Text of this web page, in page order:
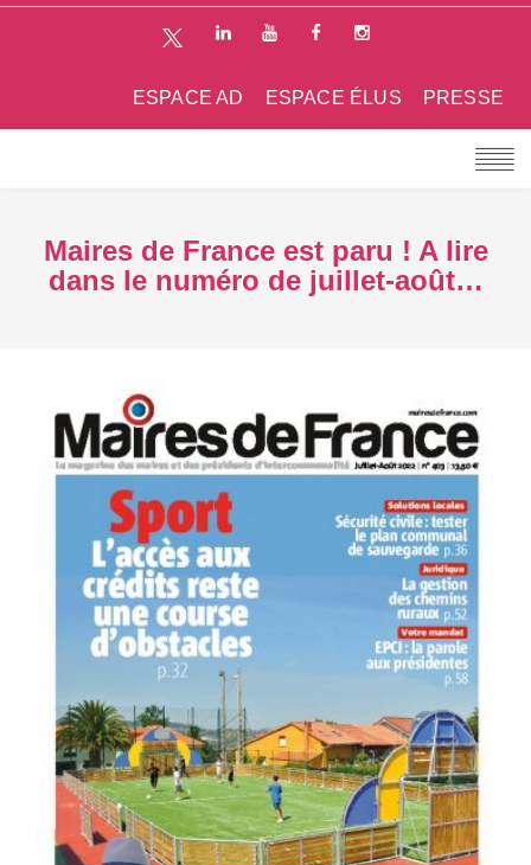
PRESSE
ESPACE ÉLUS
ESPACE AD
Maires de France est paru ! A lire
dans le numéro de juillet-août…